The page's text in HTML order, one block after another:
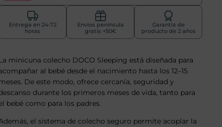
Entrega en 24-72
horas
Envíos península
gratis +50€
Garantía de
producto de 2 años
minicuna colecho DOCO Sleeping está diseñada para
al bebé desde el nacimiento hasta los 12–15
De este modo, ofrece cercanía, seguridad y
durante los primeros meses de vida, tanto para
bebé como para los padres.
el sistema de colecho seguro permite acoplar la